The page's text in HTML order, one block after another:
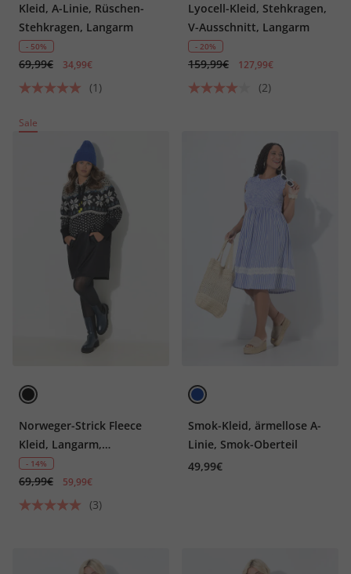
Kleid, A-Linie, Rüschen-
Stehkragen, Langarm
- 50%
69,99€ 34,99€
(1)
Lyocell-Kleid, Stehkragen,
V-Ausschnitt, Langarm
- 20%
159,99€ 127,99€
(2)
Sale
Norweger-Strick Fleece
Kleid, Langarm,
Stehkragen
- 14%
69,99€ 59,99€
(3)
Smok-Kleid, ärmellose A-
Linie, Smok-Oberteil
49,99€